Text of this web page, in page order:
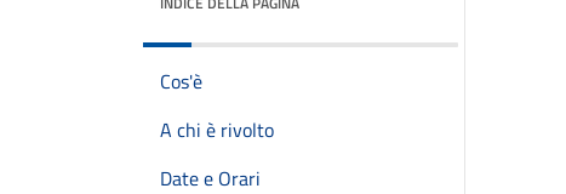
Cos'è
A chi è rivolto
Date e Orari